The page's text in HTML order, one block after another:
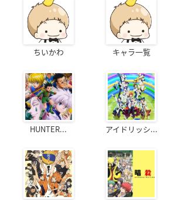
ちいかわ キャラ一覧
HUNTER... アイドリッシ...